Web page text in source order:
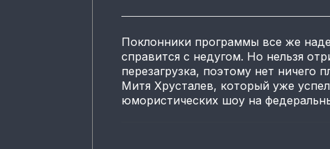
Поклонники программы все же
справится с недугом. Но нельзя
перезагрузка, поэтому нет ничего
Митя Хрусталев, который уже
юмористических шоу на